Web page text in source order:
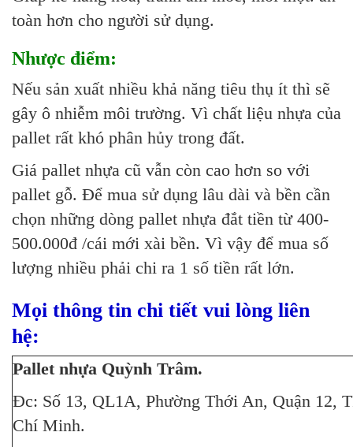
toàn hơn cho người sử dụng.
Nhược điểm:
Nếu sản xuất nhiều khả năng tiêu thụ ít thì sẽ
gây ô nhiễm môi trường. Vì chất liệu nhựa của
pallet rất khó phân hủy trong đất.
Giá pallet nhựa cũ vẫn còn cao hơn so với
pallet gỗ. Để mua sử dụng lâu dài và bền cần
chọn những dòng pallet nhựa đắt tiền từ 400-
500.000đ /cái mới xài bền. Vì vậy để mua số
lượng nhiều phải chi ra 1 số tiền rất lớn.
Mọi thông tin chi tiết vui lòng liên
hệ:
Pallet nhựa Quỳnh Trâm.
Đc: Số 13, QL1A, Phường Thới An, Quận 12,
Chí Minh.